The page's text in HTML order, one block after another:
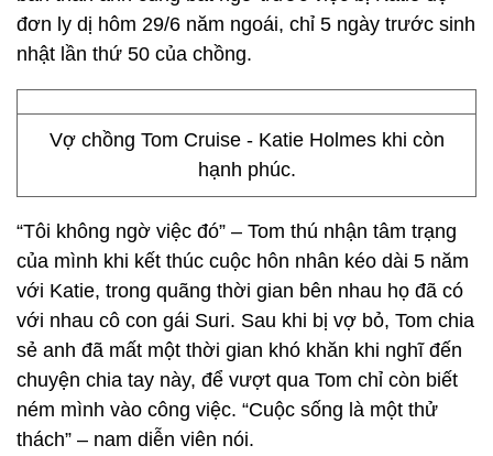
đơn ly dị hôm 29/6 năm ngoái, chỉ 5 ngày trước sinh
nhật lần thứ 50 của chồng.
Vợ chồng Tom Cruise - Katie Holmes khi còn
hạnh phúc.
“Tôi không ngờ việc đó” – Tom thú nhận tâm trạng
của mình khi kết thúc cuộc hôn nhân kéo dài 5 năm
với Katie, trong quãng thời gian bên nhau họ đã có
với nhau cô con gái Suri. Sau khi bị vợ bỏ, Tom chia
sẻ anh đã mất một thời gian khó khăn khi nghĩ đến
chuyện chia tay này, để vượt qua Tom chỉ còn biết
ném mình vào công việc. “Cuộc sống là một thử
thách” – nam diễn viên nói.